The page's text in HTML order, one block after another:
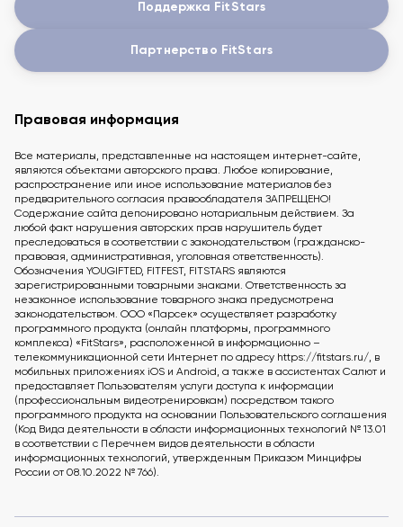
Поддержка FitStars
Партнерство FitStars
Правовая информация
Все материалы, представленные на настоящем интернет-сайте,
являются объектами авторского права. Любое копирование,
распространение или иное использование материалов без
предварительного согласия правообладателя ЗАПРЕЩЕНО!
Содержание сайта депонировано нотариальным действием. За
любой факт нарушения авторских прав нарушитель будет
преследоваться в соответствии с законодательством (гражданско-
правовая, административная, уголовная ответственность).
Обозначения YOUGIFTED, FITFEST, FITSTARS являются
зарегистрированными товарными знаками. Ответственность за
незаконное использование товарного знака предусмотрена
законодательством. ООО «Парсек» осуществляет разработку
программного продукта (онлайн платформы, программного
комплекса) «FitStars», расположенной в информационно –
телекоммуникационной сети Интернет по адресу https://fitstars.ru/, в
мобильных приложениях iOS и Android, а также в ассистентах Салют и
предоставляет Пользователям услуги доступа к информации
(профессиональным видеотренировкам) посредством такого
программного продукта на основании Пользовательского соглашения
(Код Вида деятельности в области информационных технологий № 13.01
в соответствии с Перечнем видов деятельности в области
информационных технологий, утвержденным Приказом Минцифры
России от 08.10.2022 № 766).